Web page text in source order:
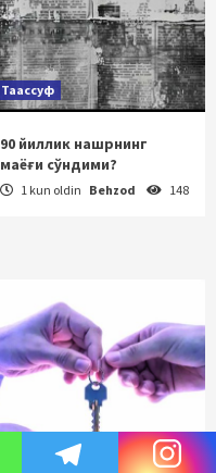
Таассуф
90 йиллик нашрнинг
маёғи сўндими?
1 kun oldin Behzod 148